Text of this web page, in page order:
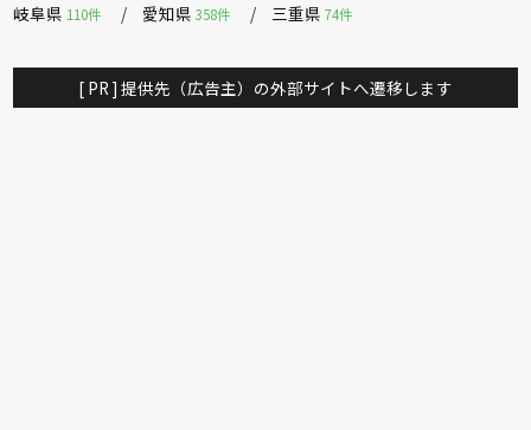
岐阜県 110件 愛知県358件 三重県74件
[ PR ] 提供先（広告主）の外部サイトへ遷移します